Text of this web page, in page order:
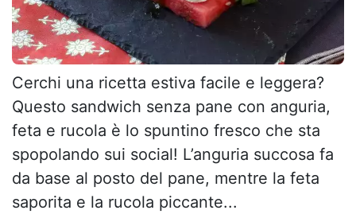
Cerchi una ricetta estiva facile e leggera?
Questo sandwich senza pane con anguria,
feta e rucola è lo spuntino fresco che sta
spopolando sui social! L’anguria succosa fa
da base al posto del pane, mentre la feta
saporita e la rucola piccante...